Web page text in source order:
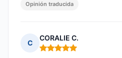
Opinión traducida
C
CORALIE C.
Nota: 5 de 5